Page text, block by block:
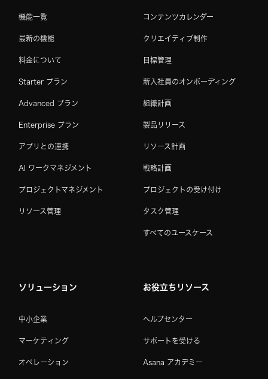
機能一覧
最新の機能
料金について
Starter プラン
Advanced プラン
Enterprise プラン
アプリとの連携
AI ワークマネジメント
プロジェクトマネジメント
リソース管理
コンテンツカレンダー
クリエイティブ制作
目標管理
新入社員のオンボーディング
組織計画
製品リリース
リソース計画
戦略計画
プロジェクトの受け付け
タスク管理
すべてのユースケース
ソリューション
中小企業
マーケティング
オペレーション
お役立ちリソース
ヘルプセンター
サポートを受ける
Asana アカデミー